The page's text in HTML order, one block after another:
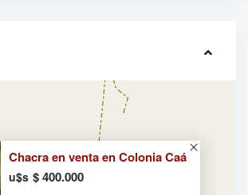
Chacra en venta en Colonia Caá
u$s $ 400.000